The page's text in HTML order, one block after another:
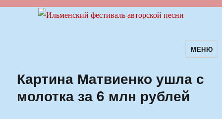
Ильменский фестиваль авторскойМЕНЮ
Картина Матвиенко ушла с
молотка за 6 млн рублей